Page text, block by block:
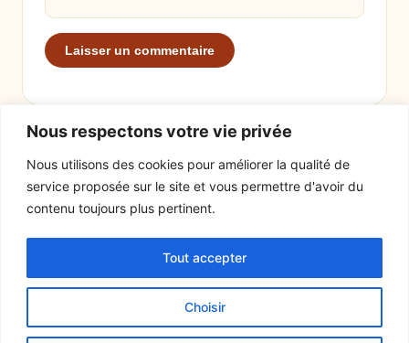
Nous respectons votre vie privée
Nous utilisons des cookies pour améliorer la qualité de
service proposée sur le site et vous permettre d'avoir du
contenu toujours plus pertinent.
Choisir
Tout accepterActualités
Mentions légales